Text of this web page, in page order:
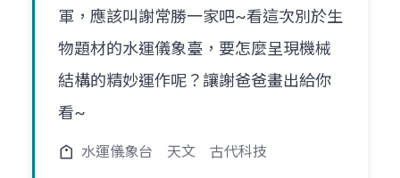
軍，應該叫謝常勝一家吧~看這次別於生
物題材的水運儀象臺，要怎麼呈現機械
結構的精妙運作呢？讓謝爸爸畫出給你
看~
水運儀象台 天文 古代科技